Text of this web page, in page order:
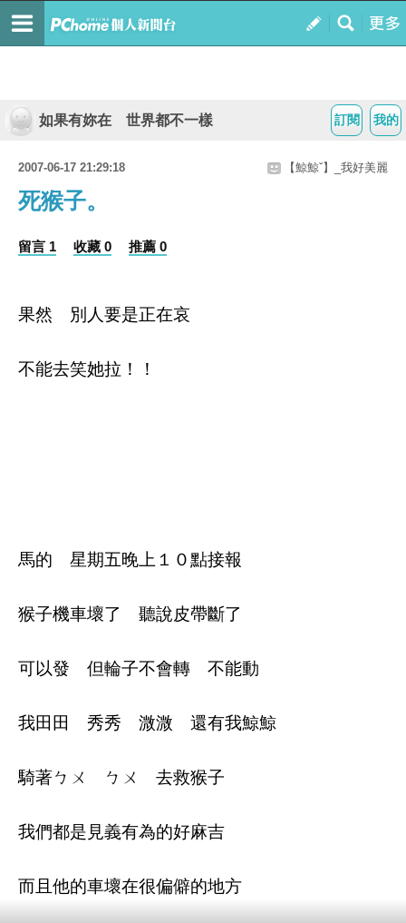
我的
訂閱
如果有妳在 世界都不一樣
2007-06-17 21:29:18 【鯨鯨ˇ】_我好美麗
死猴子。
留言 1 收藏 0 推薦 0
果然 別人要是正在哀
不能去笑她拉！！
馬的 星期五晚上１０點接報
猴子機車壞了 聽說皮帶斷了
可以發 但輪子不會轉 不能動
我田田 秀秀 溦溦 還有我鯨鯨
騎著ㄅㄨ ㄅㄨ 去救猴子
我們都是見義有為的好麻吉
而且他的車壞在很偏僻的地方